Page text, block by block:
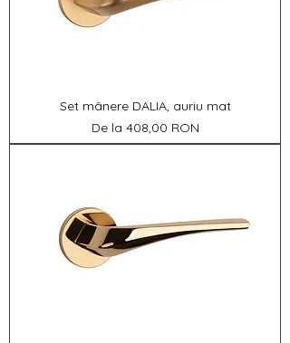
Set mânere DALIA, auriu mat
De la 408,00 RON
Preț redus